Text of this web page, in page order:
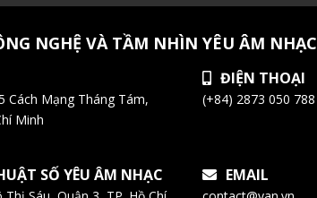
NGHỆ VÀ TẦM NHÌN YÊU ÂM NHẠC
Cách Mạng Tháng Tám,
Minh
SỐ YÊU ÂM NHẠC
ĐIỆN THOẠI
(+84) 2873 050 788
EMAIL